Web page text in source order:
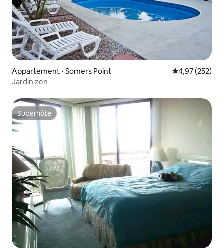
Appartement ⋅ Somers Point Évaluation
4,97 (252)
Jardin zen
Superhôte
Superhôte